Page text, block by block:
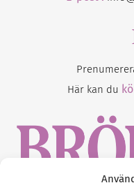
Här kan du